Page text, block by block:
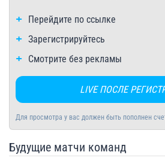
Перейдите по ссылке
Зарегистрируйтесь
Смотрите без рекламы
LIVE ПОСЛЕ
Для просмотра у вас должен быть пополнен
Будущие матчи команд